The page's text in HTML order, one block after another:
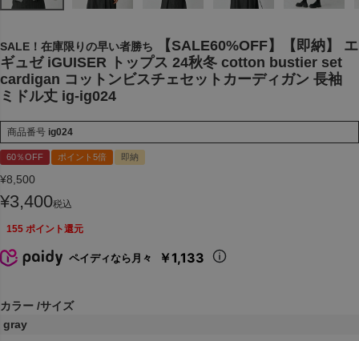
SALE！在庫限りの早い者勝ち
【SALE60%OFF】【即納】 エ
ギュゼ iGUISER トップス 24秋冬 cotton bustier set
cardigan コットンビスチェセットカーディガン 長袖
ミドル丈 ig-ig024
商品番号 ig024
60％OFF ポイント5倍 即納
¥8,500
¥3,400税込
155 ポイント還元
ペイディなら月々 ￥1,133
カラー サイズ
gray